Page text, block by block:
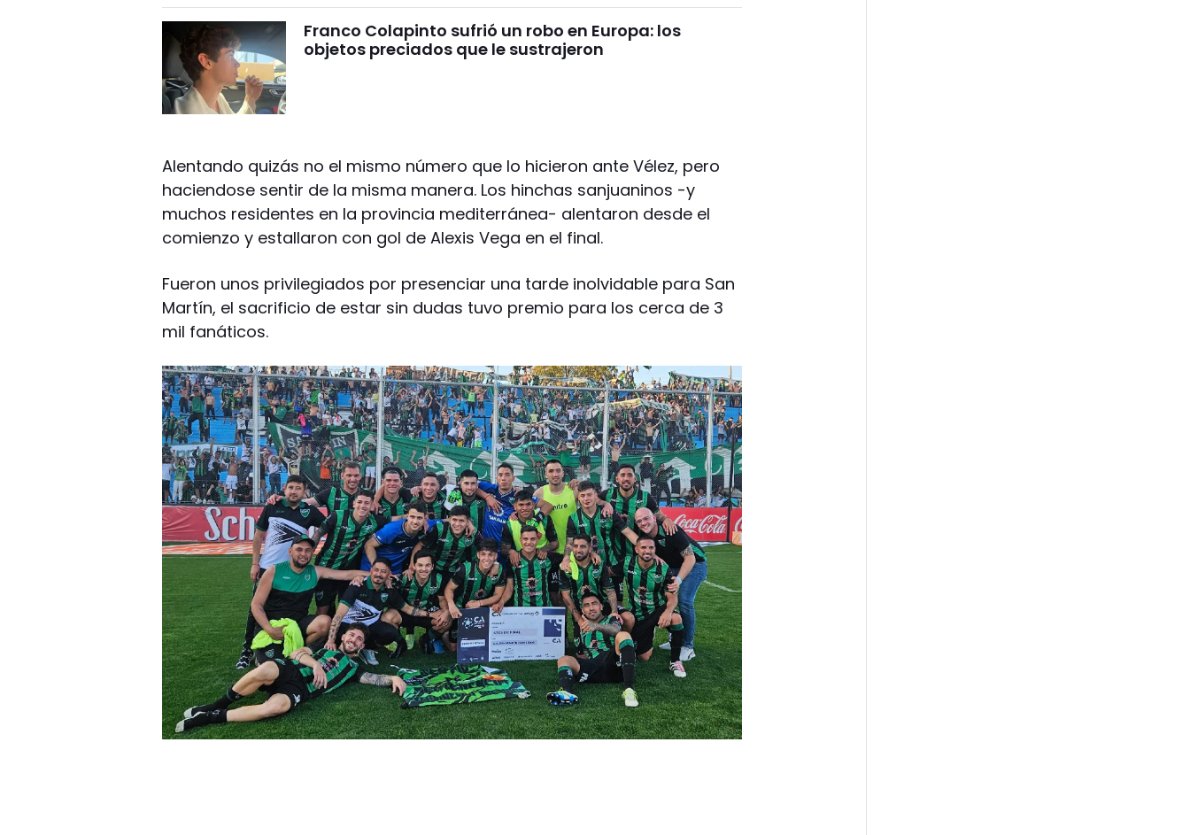
Franco Colapinto sufrió un robo en Europa: los
objetos preciados que le sustrajeron
Alentando quizás no el mismo número que lo hicieron ante Vélez, pero
haciendose sentir de la misma manera. Los hinchas sanjuaninos -y
muchos residentes en la provincia mediterránea- alentaron desde el
comienzo y estallaron con gol de Alexis Vega en el final.
Fueron unos privilegiados por presenciar una tarde inolvidable para San
Martín, el sacrificio de estar sin dudas tuvo premio para los cerca de 3
mil fanáticos.